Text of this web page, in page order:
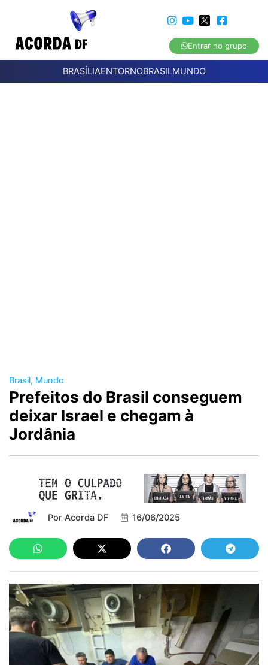
Entrar no grupo
BRASÍLIAENTORNOBRASILMUNDO
Brasil, Mundo
Prefeitos do Brasil conseguem
deixar Israel e chegam à
Jordânia
Por Acorda DF 16/06/2025